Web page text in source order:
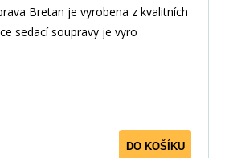
Bretan je vyrobena z kvalitních
sedací soupravy je vyro
DO KOŠÍKU